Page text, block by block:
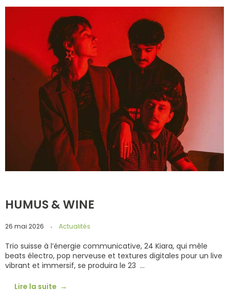
HUMUS & WINE
26 mai 2026 Actualités
Trio suisse à l’énergie communicative, 24 Kiara, qui mêle
beats électro, pop nerveuse et textures digitales pour un live
vibrant et immersif, se produira le 23 ...
Lire la suite